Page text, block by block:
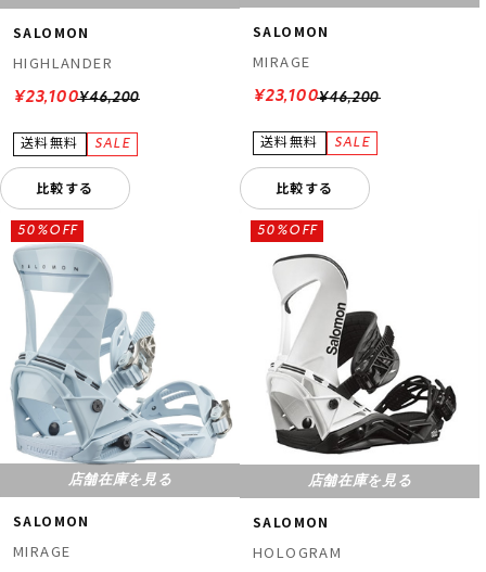
SALOMON
HIGHLANDER
¥46,200
¥23,100
比較する
SALOMON
MIRAGE
¥46,200
¥23,100
比較する
店舗在庫を見る
SALOMON
MIRAGE
50%OFF
店舗在庫を見る
SALOMON
HOLOGRAM
50%OFF